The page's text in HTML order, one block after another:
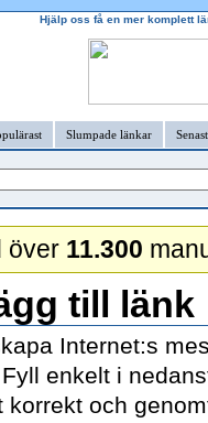
Hjälp oss få en mer komplett
Slumpade länkar
över 11.300
till länk
Internet:s
enkelt i
korrekt och